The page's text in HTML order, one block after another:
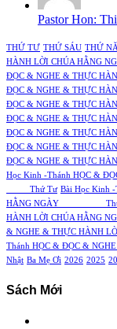
Pastor Hon:
THỨ TƯ THỨ SÁU THỨ
HÀNH LỜI CHÚA HẰNG
ĐỌC & NGHE & THỰC
ĐỌC & NGHE & THỰC
ĐỌC & NGHE & THỰC
ĐỌC & NGHE & THỰC
ĐỌC & NGHE & THỰC
ĐỌC & NGHE & THỰC
ĐỌC & NGHE & THỰC
Học Kinh -Thánh HỌC &
Thứ Tư Bài Học Kinh
HẰNG NGÀY Thứ
HÀNH LỜI CHÚA
& NGHE & THỰC
Thánh HỌC & ĐỌC &
Nhật Ba Mẹ Ơi 2026 2025
Sách Mới